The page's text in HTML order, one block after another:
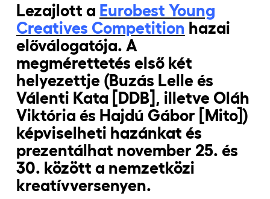
Lezajlott a Eurobest Young
Creatives Competition hazai
előválogatója. A
megmérettetés első két
helyezettje (Buzás Lelle és
Válenti Kata [DDB], illetve Oláh
Viktória és Hajdú Gábor [Mito])
képviselheti hazánkat és
prezentálhat november 25. és
30. között a nemzetközi
kreatívversenyen.